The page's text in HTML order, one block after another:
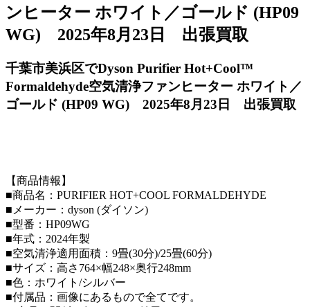
ンヒーター ホワイト／ゴールド (HP09
WG) 2025年8月23日 出張買取
千葉市美浜区でDyson Purifier Hot+Cool™
Formaldehyde空気清浄ファンヒーター ホワイト／
ゴールド (HP09 WG) 2025年8月23日 出張買取
【商品情報】
■商品名：PURIFIER HOT+COOL FORMALDEHYDE
■メーカー：dyson (ダイソン)
■型番：HP09WG
■年式：2024年製
■空気清浄適用面積：9畳(30分)/25畳(60分)
■サイズ：高さ764×幅248×奥行248mm
■色：ホワイト/シルバー
■付属品：画像にあるもので全てです。